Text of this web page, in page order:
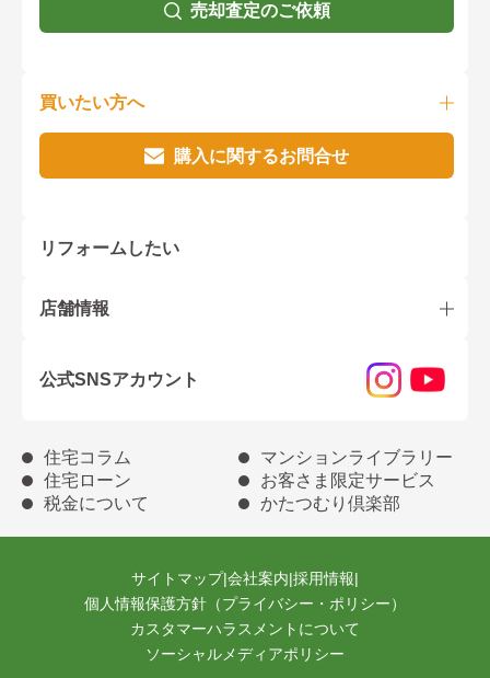
売却査定のご依頼
買いたい方へ
購入に関するお問合せ
リフォームしたい
店舗情報
公式SNSアカウント
住宅コラム
マンションライブラリー
住宅ローン
お客さま限定サービス
税金について
かたつむり倶楽部
サイトマップ|会社案内|採用情報|
個人情報保護方針（プライバシー・ポリシー）
カスタマーハラスメントについて
ソーシャルメディアポリシー